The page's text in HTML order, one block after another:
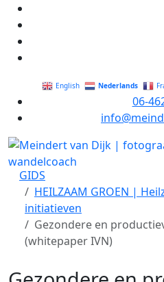
English Nederlands
06-
GIDS
HEILZAAM GROEN |
initiatieven
Gezondere en
(whitepaper IVN)